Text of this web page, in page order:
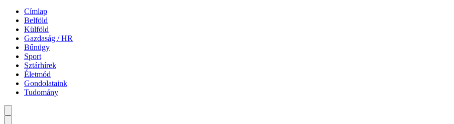
Címlap
Belföld
Külföld
Gazdaság / HR
Bűnügy
Sport
Sztárhírek
Életmód
Gondolataink
Tudomány